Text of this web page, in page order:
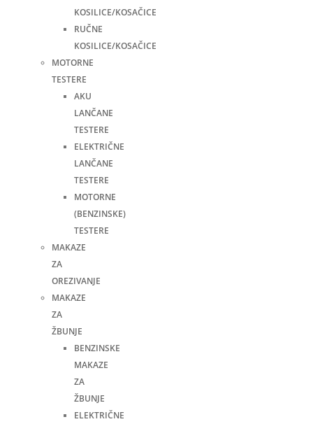
KOSILICE/KOSAČICE
RUČNE
KOSILICE/KOSAČICE
MOTORNE
TESTERE
AKU
LANČANE
TESTERE
ELEKTRIČNE
LANČANE
TESTERE
MOTORNE
(BENZINSKE)
TESTERE
MAKAZE
ZA
OREZIVANJE
MAKAZE
ZA
ŽBUNJE
BENZINSKE
MAKAZE
ZA
ŽBUNJE
ELEKTRIČNE